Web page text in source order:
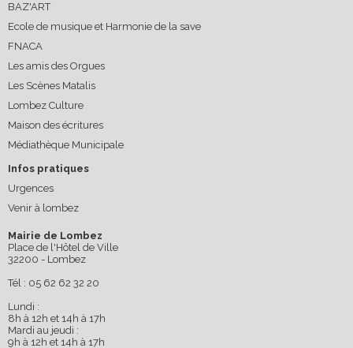
BAZ'ART
Ecole de musique et Harmonie de la save
FNACA
Les amis des Orgues
Les Scènes Matalis
Lombez Culture
Maison des écritures
Médiathèque Municipale
Infos pratiques
Urgences
Venir à lombez
Mairie de Lombez
Place de l'Hôtel de Ville
32200 - Lombez
Tél : 05 62 62 32 20
Lundi :
8h à 12h et 14h à 17h
Mardi au jeudi :
9h à 12h et 14h à 17h